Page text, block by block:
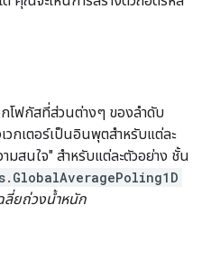
โฟกัสที่ส่วนต่างๆ ของลำดับ
วกเตอร์เป็นอินพุตสำหรับแต่ละ
มสนใจ" สำหรับแต่ละตัวอย่าง ชั้น
ลี่ยถ่วงน้ำหนัก